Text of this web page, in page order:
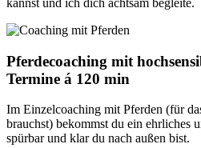
Pferdecoaching mit
Termine á 120 min
Im Einzelcoaching mit Pferden (für
brauchst) bekommst du ein ehrliches
spürbar und klar du nach außen bist.